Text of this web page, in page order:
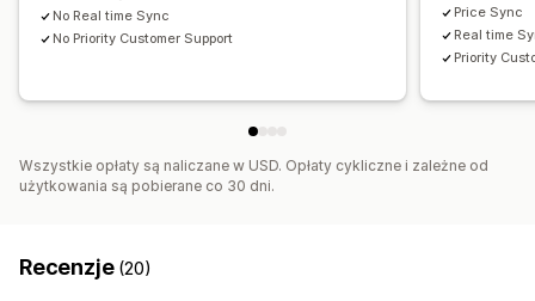
No Real time Sync
No Priority Customer Support
Price Sync
Real time
Priority
Wszystkie opłaty są naliczane w USD. Opłaty cykliczne i zależne od
użytkowania są pobierane co 30 dni.
Recenzje (20)